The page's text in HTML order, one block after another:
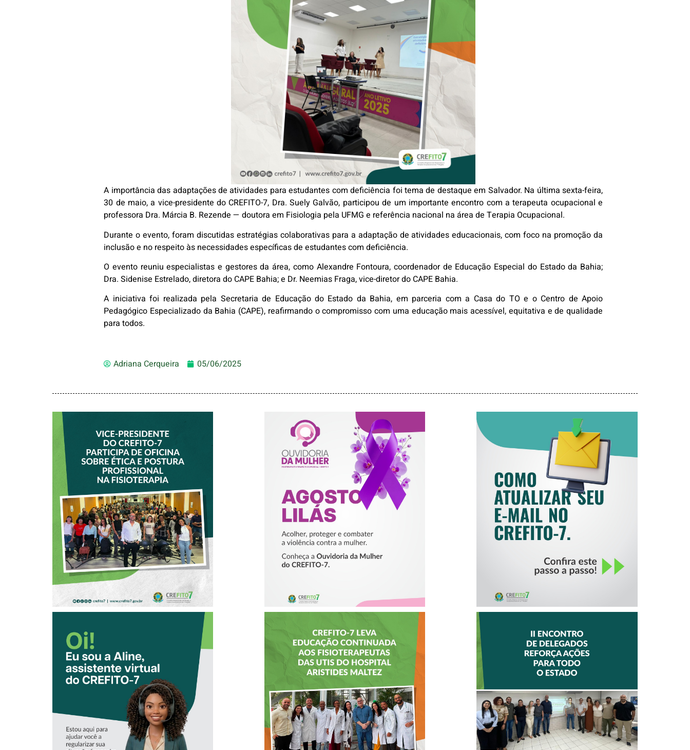
A importância das adaptações de atividades para estudantes com deficiência foi tema de destaque em Salvador. Na última sexta-feira,
30 de maio, a vice-presidente do CREFITO-7, Dra. Suely Galvão, participou de um importante encontro com a terapeuta ocupacional e
professora Dra. Márcia B. Rezende — doutora em Fisiologia pela UFMG e referência nacional na área de Terapia Ocupacional.
Durante o evento, foram discutidas estratégias colaborativas para a adaptação de atividades educacionais, com foco na promoção da
inclusão e no respeito às necessidades específicas de estudantes com deficiência.
O evento reuniu especialistas e gestores da área, como Alexandre Fontoura, coordenador de Educação Especial do Estado da Bahia;
Dra. Sidenise Estrelado, diretora do CAPE Bahia; e Dr. Neemias Fraga, vice-diretor do CAPE Bahia.
A iniciativa foi realizada pela Secretaria de Educação do Estado da Bahia, em parceria com a Casa do TO e o Centro de Apoio
Pedagógico Especializado da Bahia (CAPE), reafirmando o compromisso com uma educação mais acessível, equitativa e de qualidade
para todos.
Adriana Cerqueira 05/06/2025
VICE-PRESIDENTE
DO CREFITO-7
PARTICIPA DE
OFICINA SOBRE
ÉTICA E POSTURA
PROFISSIONAL NA
FISIOTERAPIA
AGOSTO LILÁS –
ACOLHER,
PROTEGER E
COMBATER A
VIOLÊNCIA
CONTRA A
MULHER
COMO ATUALIZAR
SEU E-MAIL NO
CREFITO-7
CONHEÇA A
‘ALINE’,
ASSISTENTE
VIRTUAL DO
CREFITO-7
CREFITO-7 LEVA
EDUCAÇÃO
CONTINUADA AOS
FISIOTERAPEUTAS
DAS UTIs DO
HOSPITAL
ARISTIDES
MALTEZ
II ENCONTRO DE
REFORÇA AÇÕES
PARA TODO O
ESTADO